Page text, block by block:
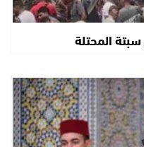
المحتلة